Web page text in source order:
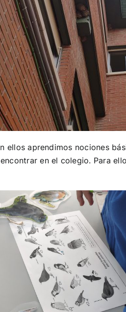
ellos aprendimos nociones
en el colegio. Para